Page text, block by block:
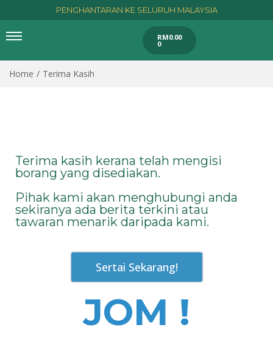
PENGHANTARAN KE SELURUH MALAYSIA
RM0.00
0
Home / Terima Kasih
Terima kasih kerana telah mengisi
borang yang disediakan.
Pihak kami akan menghubungi anda
sekiranya ada berita terkini atau
tawaran menarik daripada kami.
Sertai Sekarang!
JOM !